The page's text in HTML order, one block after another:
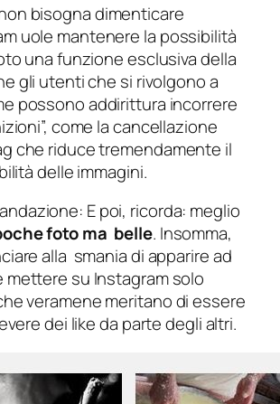
bisogna dimenticare
uole mantenere la possibilità
una funzione esclusiva della
gli utenti che si rivolgono a
possono addirittura incorrere
come la cancellazione
che riduce tremendamente il
delle immagini.
E poi, ricorda: meglio
foto ma belle. Insomma,
alla smania di apparire ad
mettere su Instagram solo
veramene meritano di essere
dei like da parte degli altri.